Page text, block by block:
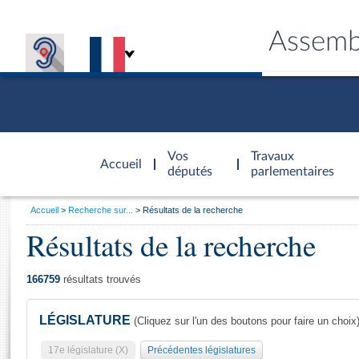
Accueil
d'accueil
Vos
députés
Travaux
parlementaires
Général
Vous
Accueil Recherche sur... Résultats de la recherche
Résultats de la recherche
166759 résultats trouvés
LÉGISLATURE (Cliquez sur l'un des boutons pour faire un choix)
17e législature (X) Précédentes législatures